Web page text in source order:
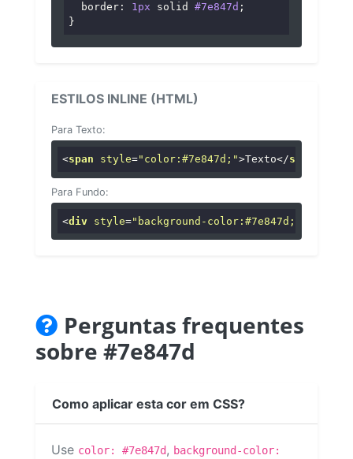
border : 1px solid #7e847d ;
}
ESTILOS INLINE (HTML)
Para Texto:
<span style="color:#7e847d;">Texto</span
Para Fundo:
<div style="background-color:#7e847d;"
Perguntas frequentes
sobre #7e847d
Como aplicar esta cor em CSS?
Use color: #7e847d, background-color: